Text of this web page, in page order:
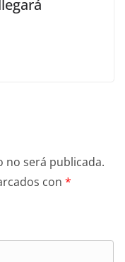
no será publicada.
con *